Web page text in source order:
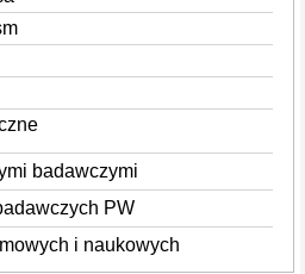
badawczymi
PW
i naukowych